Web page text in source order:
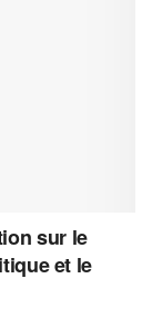
sur le
et le